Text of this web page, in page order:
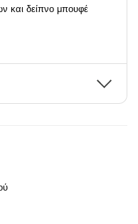
και δείπνο μπουφέ